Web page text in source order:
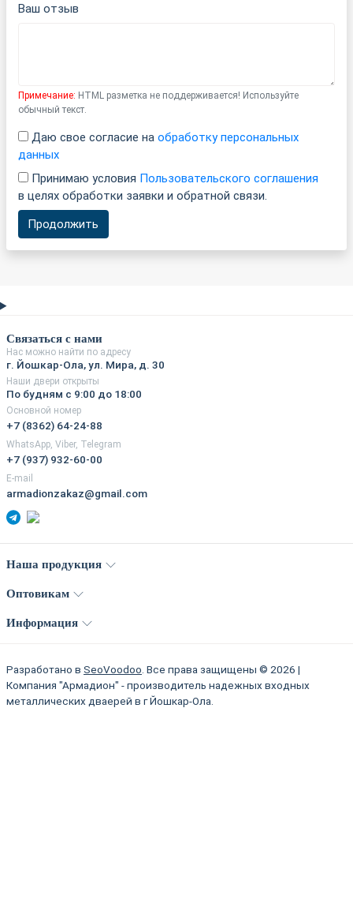
Ваш отзыв
Примечание: HTML разметка не поддерживается! Используйте
обычный текст.
Даю свое согласие на обработку персональных
данных
Принимаю условия Пользовательского соглашения
в целях обработки заявки и обратной связи.
Продолжить
Связаться с нами
Нас можно найти по адресу
г. Йошкар-Ола, ул. Мира, д. 30
Наши двери открыты
По будням с 9:00 до 18:00
Основной номер
+7 (8362) 64-24-88
WhatsApp, Viber, Telegram
+7 (937) 932-60-00
E-mail
armadionzakaz@gmail.com
Наша продукция
Оптовикам
Информация
Разработано в SeoVoodoo. Все права защищены © 2026 |
Компания "Армадион" - производитель надежных входных
металлических дваерей в г Йошкар-Ола.